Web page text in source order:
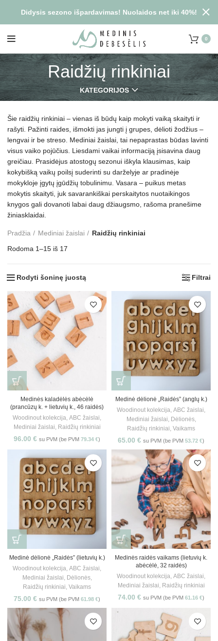
0
Raidžių rinkiniai
KATEGORIJOS
Šie raidžių rinkiniai – vienas iš būdų kaip mokyti vaiką skaityti ir
rašyti. Pažinti raides, išmokti jas jungti į grupes, dėlioti žodžius –
lengvai ir be streso. Mediniai žaislai, tai nepaprastas būdas lavinti
visus vaiko pojūčius. Liesdami vaikai informaciją įsisavina daug
greičiau. Prasidėjus atostogų sezonui iškyla klausimas, kaip
kokybišką vaikų poilsį suderinti su darželyje ar pradinėje
mokykloje įgytų įgūdžių tobulinimu. Vasara – puikus metas
mokytis skaityti, juk savarankiškai perskaitytos nuotaikingos
knygos gali dovanoti labai daug džiaugsmo, rašoma pranešime
žiniasklaidai.
Pradžia Mediniai žaislai
Raidžių rinkiniai
Rodoma 1–15 iš 17
Rodyti šoninę juostą Filtrai
Medinės kaladėlės abėcėlė
(prancūzų k. + lietuvių k., 46 raidės)
Woodinout kolekcija, ABC žaislai,
Mediniai žaislai, Raidžių rinkiniai
96.00 € su PVM (be PVM 79.34 €)
Medinė dėlionė „Raidės” (anglų k.)
Woodinout kolekcija, ABC žaislai,
Mediniai žaislai, Dėlionės,
Raidžių rinkiniai, Vaikams
65.00 € su PVM (be PVM 53.72 €)
Medinė dėlionė „Raidės” (lietuvių k.)
Woodinout kolekcija, ABC žaislai,
Mediniai žaislai, Dėlionės,
Raidžių rinkiniai, Vaikams
75.00 € su PVM (be PVM 61.98 €)
Medinės raidės vaikams (lietuvių k.
abėcėlė, 32 raidės)
Woodinout kolekcija, ABC žaislai,
Mediniai žaislai, Raidžių rinkiniai
74.00 € su PVM (be PVM 61.16 €)
Didysis sezono išpardavimas! Nuolaidos net iki 40%!